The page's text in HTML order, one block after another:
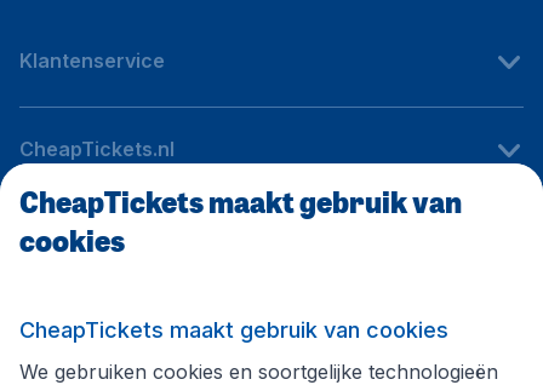
Klantenservice
CheapTickets.nl
Internationale sites
Volg CheapTickets.nl
CheapTickets maakt gebruik van
cookies
CheapTickets maakt gebruik van cookies
We gebruiken cookies en soortgelijke technologieën